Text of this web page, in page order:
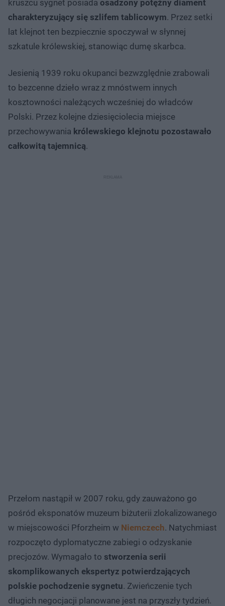
kruszcu sygnet posiada osadzony potężny diament
charakteryzujący się szlifem tablicowym. Przez setki
lat klejnot ten bezpiecznie spoczywał w słynnej
szkatule królewskiej, stanowiąc dumę skarbca.
Jesienią 1939 roku okupanci bezwzględnie zrabowali
to bezcenne dzieło wraz z mnóstwem innych
kosztowności należących wcześniej do władców
Polski. Przez kolejne dziesięciolecia miejsce
przechowywania królewskiego klejnotu pozostawało
całkowitą tajemnicą.
Przełom nastąpił w 2007 roku, gdy zauważono go
pośród eksponatów muzeum biżuterii zlokalizowanego
w miejscowości Pforzheim w Niemczech. Natychmiast
rozpoczęto dyplomatyczne zabiegi o odzyskanie
precjozów. Wymagało to stworzenia serii
skomplikowanych ekspertyz potwierdzających
polskie pochodzenie sygnetu. Zwieńczenie tych
długich negocjacji planowane jest na przyszły tydzień.